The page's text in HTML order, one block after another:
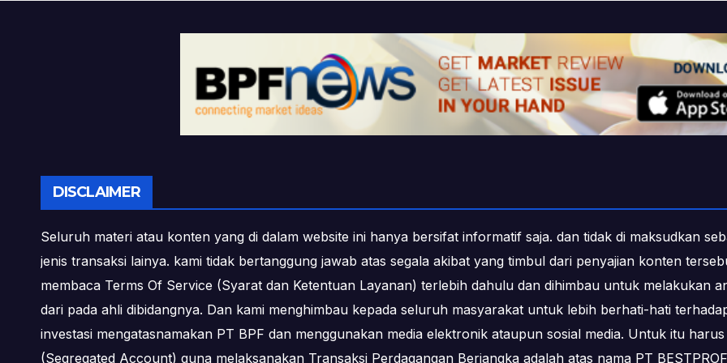
DISCLAIMER
Seluruh materi atau konten yang di dalam website ini hanya bersifat informatif saja. dan tidak di maksudkan
jenis transaksi lainya. kami tidak bertanggung jawab atas segala akibat yang timbul dari penyajian konten
membaca Terms Of Service (Syarat dan Ketentuan Layanan) terlebih dahulu dan dihimbau untuk melakukan
dari pada ahli dibidangnya. Dan kami menghimbau kepada seluruh masyarakat untuk lebih berhati-hati
investasi mengatasnamakan PT BPF dan menggunakan media elektronik ataupun sosial media. Untuk itu
(Segregated Account) guna melaksanakan Transaksi Perdagangan Berjangka adalah atas nama PT